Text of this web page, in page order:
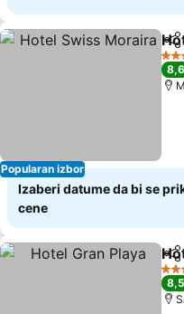
Popularan izbor
Deli
4
8,6
Izaberi datume da bi se
cene
Deli
3
8,5